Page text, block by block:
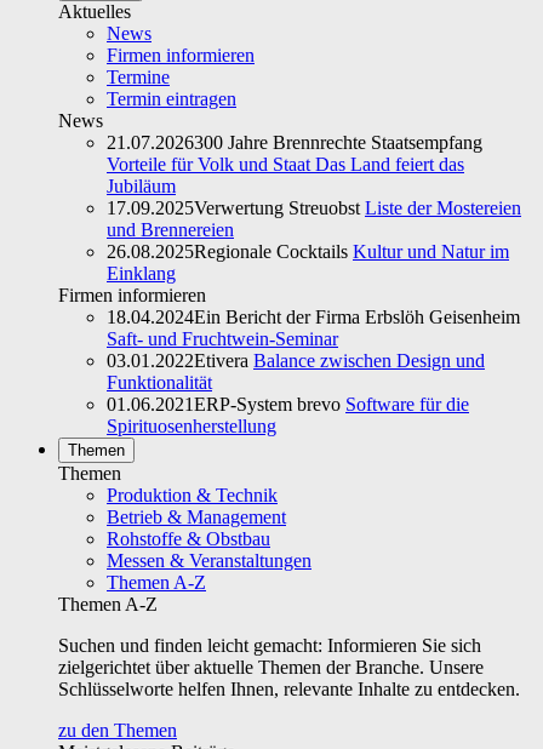
Aktuelles
News
Firmen informieren
Termine
Termin eintragen
News
21.07.2026300 Jahre Brennrechte Staatsempfang
Vorteile für Volk und Staat Das Land feiert das
Jubiläum
17.09.2025Verwertung Streuobst Liste der Mostereien
und Brennereien
26.08.2025Regionale Cocktails Kultur und Natur im
Einklang
Firmen informieren
18.04.2024Ein Bericht der Firma Erbslöh Geisenheim
Saft- und Fruchtwein-Seminar
03.01.2022Etivera Balance zwischen Design und
Funktionalität
01.06.2021ERP-System brevo Software für die
Spirituosenherstellung
Themen
Themen
Produktion & Technik
Betrieb & Management
Rohstoffe & Obstbau
Messen & Veranstaltungen
Themen A-Z
Themen A-Z
Suchen und finden leicht gemacht: Informieren Sie sich
zielgerichtet über aktuelle Themen der Branche. Unsere
Schlüsselworte helfen Ihnen, relevante Inhalte zu entdecken.
zu den Themen